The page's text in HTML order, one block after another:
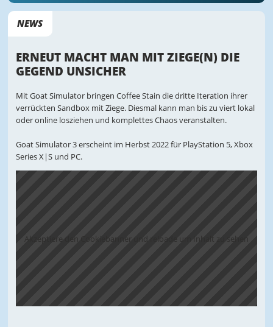
NEWS
ERNEUT MACHT MAN MIT ZIEGE(N) DIE
GEGEND UNSICHER
Mit Goat Simulator bringen Coffee Stain die dritte Iteration ihrer
verrückten Sandbox mit Ziege. Diesmal kann man bis zu viert lokal
oder online losziehen und komplettes Chaos veranstalten.
Goat Simulator 3 erscheint im Herbst 2022 für PlayStation 5, Xbox
Series X|S und PC.
Akzeptiere den Cookiebanner und reloade um Inhalt zu sehen